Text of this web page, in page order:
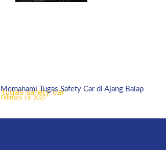
Memahami Tugas Safety Car di Ajang Balap
February 14, 2025